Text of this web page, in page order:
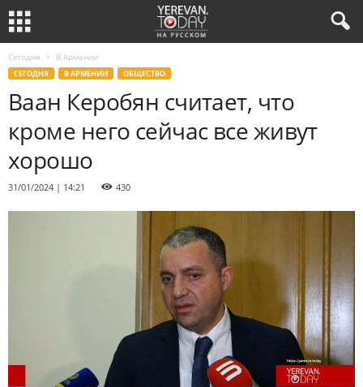
Сегодня В Армении
СЕГОДНЯ В АРМЕНИИ ОБЩЕСТВО
Ваан Керобян считает, что
кроме него сейчас все живут
хорошо
31/01/2024 | 14:21 430